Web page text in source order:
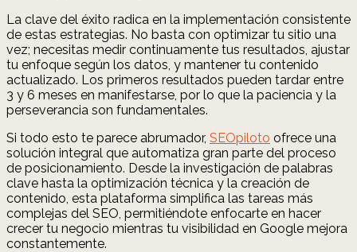
La clave del éxito radica en la implementación consistente
de estas estrategias. No basta con optimizar tu sitio una
vez; necesitas medir continuamente tus resultados, ajustar
tu enfoque según los datos, y mantener tu contenido
actualizado. Los primeros resultados pueden tardar entre
3 y 6 meses en manifestarse, por lo que la paciencia y la
perseverancia son fundamentales.
Si todo esto te parece abrumador, SEOpiloto ofrece una
solución integral que automatiza gran parte del proceso
de posicionamiento. Desde la investigación de palabras
clave hasta la optimización técnica y la creación de
contenido, esta plataforma simplifica las tareas más
complejas del SEO, permitiéndote enfocarte en hacer
crecer tu negocio mientras tu visibilidad en Google mejora
constantemente.